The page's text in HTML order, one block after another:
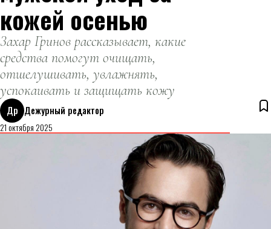
кожей осенью
Захар Гринов рассказывает, какие
средства помогут очищать,
отшелушивать, увлажнять,
успокаивать и защищать кожу
Др Дежурный редактор
21 октября 2025